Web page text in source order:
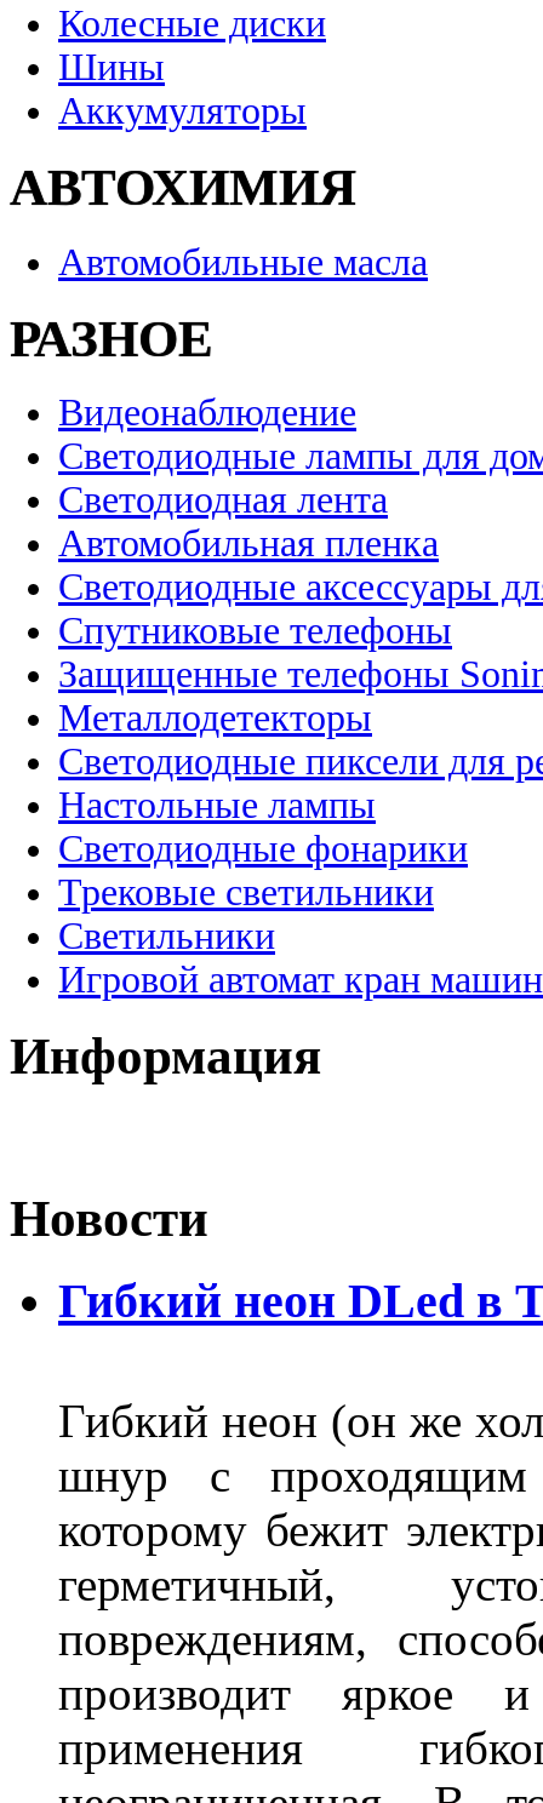
Колесные диски
Шины
Аккумуляторы
АВТОХИМИЯ
Автомобильные масла
РАЗНОЕ
Видеонаблюдение
Светодиодные лампы для
Светодиодная лента
Автомобильная пленка
Светодиодные аксессуары
Спутниковые телефоны
Защищенные телефоны
Металлодетекторы
Светодиодные пиксели для
Настольные лампы
Светодиодные фонарики
Трековые светильники
Светильники
Игровой автомат кран
Информация
Новости
Гибкий неон DLed в
Гибкий неон (он же
шнур с
которому бежит
герметичный,
повреждениям,
производит яркое
применения